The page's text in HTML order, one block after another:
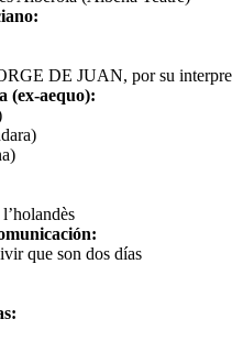
DE JUAN, por su
(ex-aequo):
que son dos días